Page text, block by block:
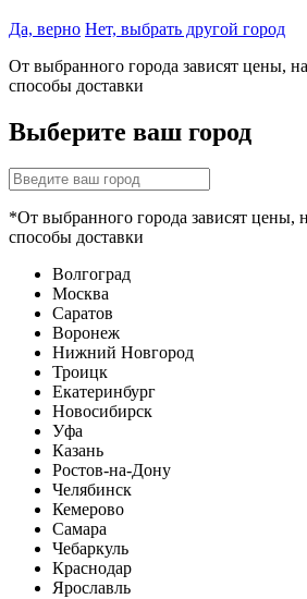
Да, верно Нет, выбрать другой город
От выбранного города зависят цены,
способы доставки
Выберите ваш город
*От выбранного города зависят цены,
способы доставки
Волгоград
Москва
Саратов
Воронеж
Нижний Новгород
Троицк
Екатеринбург
Новосибирск
Уфа
Казань
Ростов-на-Дону
Челябинск
Кемерово
Самара
Чебаркуль
Краснодар
Ярославль